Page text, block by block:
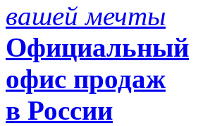
вашей мечты
Официальный
офис продаж
в России